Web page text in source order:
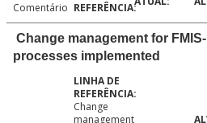
Comentário
Change management for
processes implemented
Change
management